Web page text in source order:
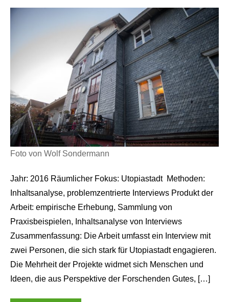
Foto von Wolf Sondermann
Jahr: 2016 Räumlicher Fokus: Utopiastadt Methoden:
Inhaltsanalyse, problemzentrierte Interviews Produkt der
Arbeit: empirische Erhebung, Sammlung von
Praxisbeispielen, Inhaltsanalyse von Interviews
Zusammenfassung: Die Arbeit umfasst ein Interview mit
zwei Personen, die sich stark für Utopiastadt engagieren.
Die Mehrheit der Projekte widmet sich Menschen und
Ideen, die aus Perspektive der Forschenden Gutes, […]